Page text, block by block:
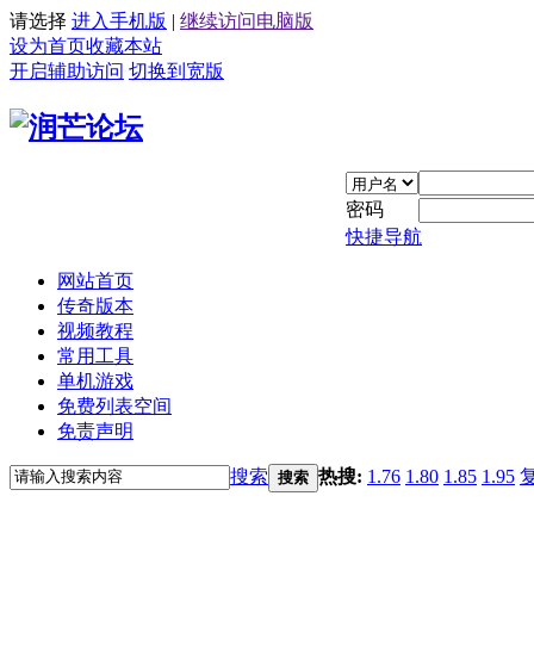
请选择 进入手机版 | 继续访问电脑版
设为首页收藏本站
开启辅助访问 切换到宽版
密码
快捷导航
网站首页
传奇版本
视频教程
常用工具
单机游戏
免费列表空间
免责声明
搜索 搜索 热搜: 1.76 1.80 1.85 1.95